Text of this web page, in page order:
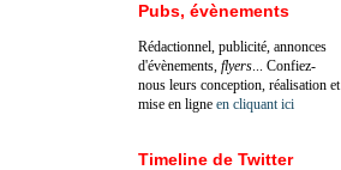
Pubs, évènements
Rédactionnel, publicité, annonces
d'évènements, flyers ... Confiez-
nous leurs conception, réalisation et
mise en ligne en cliquant ici
Timeline de Twitter